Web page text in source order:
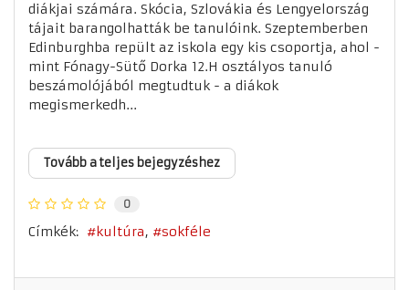
diákjai számára. Skócia, Szlovákia és Lengyelország
tájait barangolhatták be tanulóink. Szeptemberben
Edinburghba repült az iskola egy kis csoportja, ahol -
mint Fónagy-Sütő Dorka 12.H osztályos tanuló
beszámolójából megtudtuk - a diákok
megismerkedh...
Tovább a teljes bejegyzéshez
0
Címkék: kultúra sokféle